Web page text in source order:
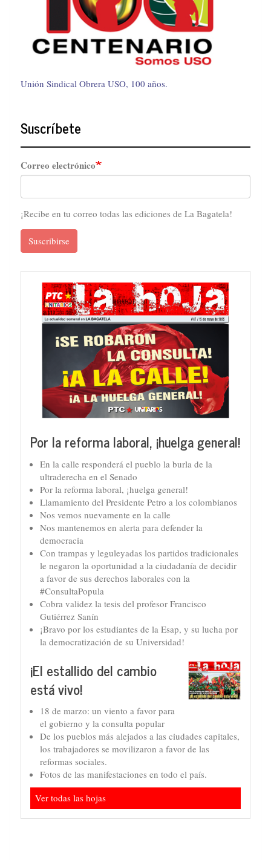
Unión Sindical Obrera USO, 100 años.
Suscríbete
Correo electrónico
¡Recibe en tu correo todas las ediciones de La Bagatela!
Suscribirse
Por la reforma laboral, ¡huelga general!
En la calle responderá el pueblo la burla de la
ultraderecha en el Senado
Por la reforma laboral, ¡huelga general!
Llamamiento del Presidente Petro a los colombianos
Nos vemos nuevamente en la calle
Nos mantenemos en alerta para defender la
democracia
Con trampas y leguleyadas los partidos tradicionales
le negaron la oportunidad a la ciudadanía de decidir
a favor de sus derechos laborales con la
#ConsultaPopula
Cobra validez la tesis del profesor Francisco
Gutiérrez Sanín
¡Bravo por los estudiantes de la Esap, y su lucha por
la democratización de su Universidad!
¡El estallido del cambio
está vivo!
18 de marzo: un viento a favor para
el gobierno y la consulta popular
De los pueblos más alejados a las ciudades capitales,
los trabajadores se movilizaron a favor de las
reformas sociales.
Fotos de las manifestaciones en todo el país.
Ver todas las hojas